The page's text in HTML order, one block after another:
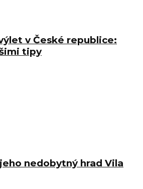
v České republice:
tipy
nedobytný hrad Vila